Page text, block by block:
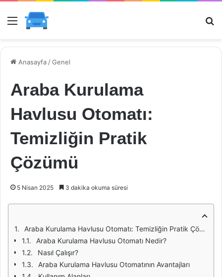
Menü
Anasayfa /Genel
Araba Kurulama
Havlusu Otomatı:
Temizliğin Pratik
Çözümü
5 Nisan 2025 3 dakika okuma süresi
Araba Kurulama Havlusu Otomatı: Temizliğin Pratik Çözümü
Araba Kurulama Havlusu Otomatı Nedir?
Nasıl Çalışır?
Araba Kurulama Havlusu Otomatının Avantajları